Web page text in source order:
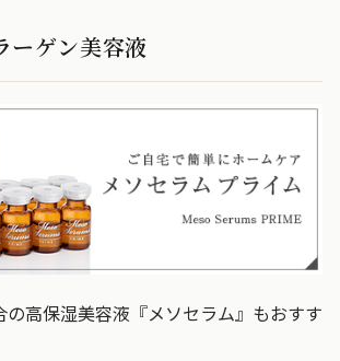
ーゲン美容液
の高保湿美容液『メソセラム』もおすす